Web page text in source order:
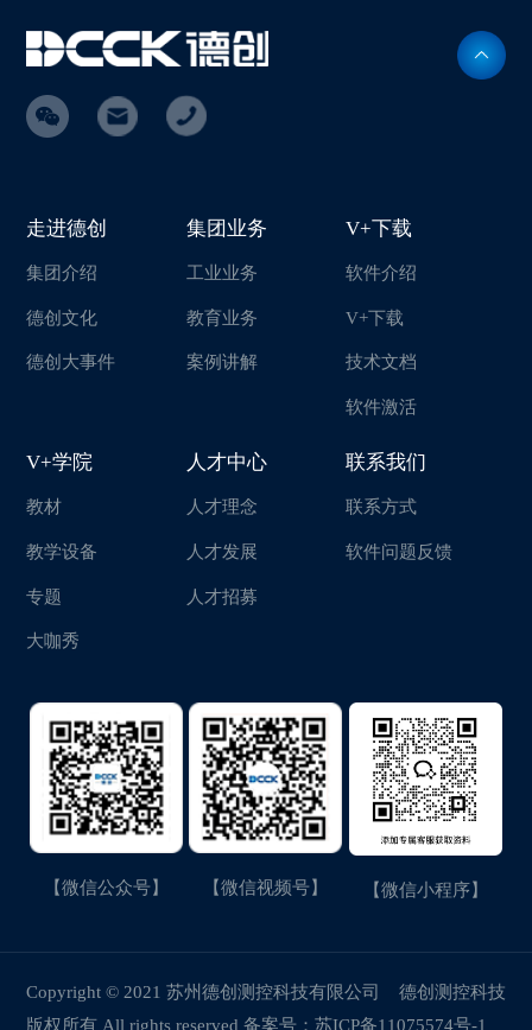
走进德创
集团介绍
德创文化
德创大事件
集团业务
工业业务
教育业务
案例讲解
V+下载
软件介绍
V+下载
技术文档
软件激活
V+学院
教材
教学设备
专题
大咖秀
人才中心
人才理念
人才发展
人才招募
联系我们
联系方式
软件问题反馈
【微信公众号】 【微信视频号】 【微信小程序】
德创测控科技
Copyright © 2021 苏州德创测控科技有限公司
版权所有 All rights reserved 备案号：苏ICP备11075574号-1